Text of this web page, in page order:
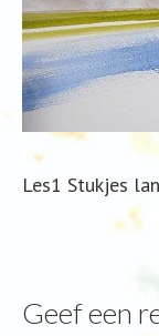
Les1 Stukjes
Geef een